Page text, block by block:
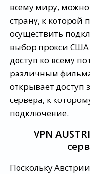
всему миру,
страну, к которой
осуществить
выбор прокси США
доступ ко всему
различным
открывает доступ
сервера, к
подключение.
VPN
Поскольку